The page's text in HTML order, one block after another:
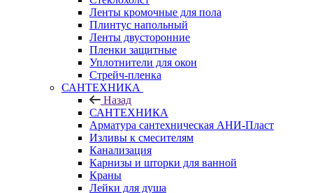
Ленты кромочные для пола
Плинтус напольный
Ленты двусторонние
Пленки защитные
Уплотнители для окон
Стрейч-пленка
САНТЕХНИКА
Назад
САНТЕХНИКА
Арматура сантехническая АНИ-Пласт
Изливы к смесителям
Канализация
Карнизы и шторки для ванной
Краны
Лейки для душа